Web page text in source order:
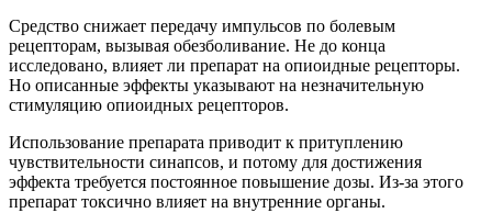
Средство снижает передачу импульсов по болевым
рецепторам, вызывая обезболивание. Не до конца
исследовано, влияет ли препарат на опиоидные рецепторы.
Но описанные эффекты указывают на незначительную
стимуляцию опиоидных рецепторов.
Использование препарата приводит к притуплению
чувствительности синапсов, и потому для достижения
эффекта требуется постоянное повышение дозы. Из-за этого
препарат токсично влияет на внутренние органы.